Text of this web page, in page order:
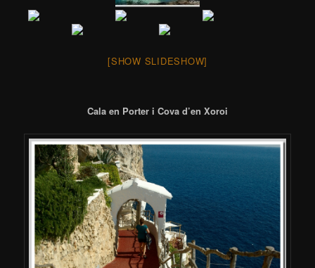
[SHOW SLIDESHOW]
Cala en Porter i Cova d’en Xoroi